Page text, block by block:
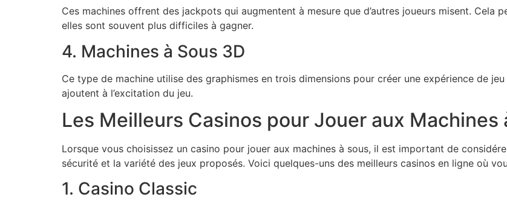
Ces machines offrent des jackpots qui augmentent à mesure que d’autres joueurs misent. Cela
elles sont souvent plus difficiles à gagner.
4. Machines à Sous 3D
Ce type de machine utilise des graphismes en trois dimensions pour créer une expérience de
ajoutent à l’excitation du jeu.
Les Meilleurs Casinos pour Jouer aux Machines
Lorsque vous choisissez un casino pour jouer aux machines à sous, il est important de
sécurité et la variété des jeux proposés. Voici quelques-uns des meilleurs casinos en ligne où
1. Casino Classic